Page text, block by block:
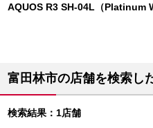
AQUOS R3 SH-04L（Platinum
富田林市の店舗を検索し
検索結果：1店舗